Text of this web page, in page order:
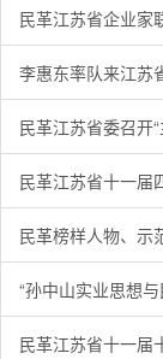
民革江苏省企业家
李惠东率队来江苏
民革江苏省委召开
民革江苏省十一届
民革榜样人物、示
“孙中山实业思想
民革江苏省十一届